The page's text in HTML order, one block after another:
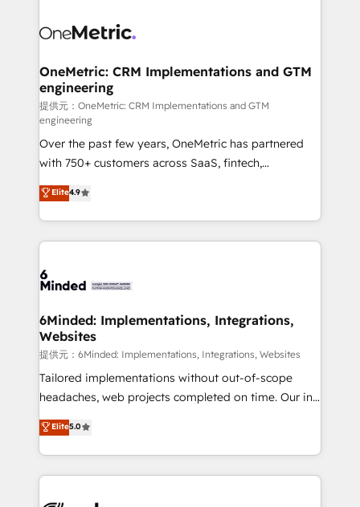
Iberia (Spain & Portugal), we combine human insight
growth. Our multidisciplinary team designs solutions
that simplify complexity, boost performance, and
turn innovation into real impact. 🌍 Highlights •
HubSpot Partner since 2012 • 2022 EMEA Impact
Award: Best Integration • 150+ successful HubSpot
projects • Clients in 30+ industries • Proprietary
technology for integrations • Multilingual team:
English, Spanish, Portuguese & Italian 👉 Grow
smarter with AI and HubSpot.
OneMetric: CRM Implementations and GTM
engineering
提供元：OneMetric: CRM Implementations and GTM
engineering
Over the past few years, OneMetric has partnered
with 750+ customers across SaaS, fintech,
healthcare, real estate, and other industries. With
150+ HubSpot-certified experts, we deliver scalable
solutions to complex GTM and RevOps challenges.
Our Expertise 🔹 Onboarding & Implementation:
tailored to your GTM motion. 🔹 Migrations:
from other CRMs to HubSpot without data loss or
downtime. 🔹 RevOps Strategy: Align teams,
processes, and data to drive revenue efficiency. 🔹
Integrations: Connect HubSpot with your tech stack
for better adoption. 🔹 Custom Solutions: Build
SOC 2 Type II and ISO 27001 certified, reinforcing
our commitment to data security and compliance. At
Elite4.9
6Minded: Implementations, Integrations,
Websites
提供元：6Minded: Implementations, Integrations, Websites
Tailored implementations without out-of-scope
headaches, web projects completed on time. Our in-
house team of certified CRM architects, experts,
developers, designers, and marketers handles all
aspects of your HubSpot. ✨ 400+ global clients ✨
100+ seamless migrations from 15+ different CRMs
Elite5.0